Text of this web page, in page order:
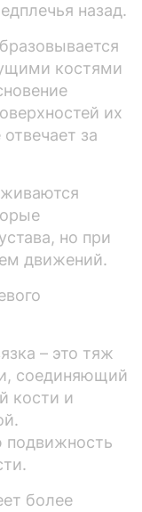
назад.
костями
их
за
но при
движений.
– это тяж
соединяющий
кости и
подвижность
более